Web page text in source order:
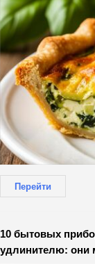
Перейти
10 бытовых
удлинителю: они